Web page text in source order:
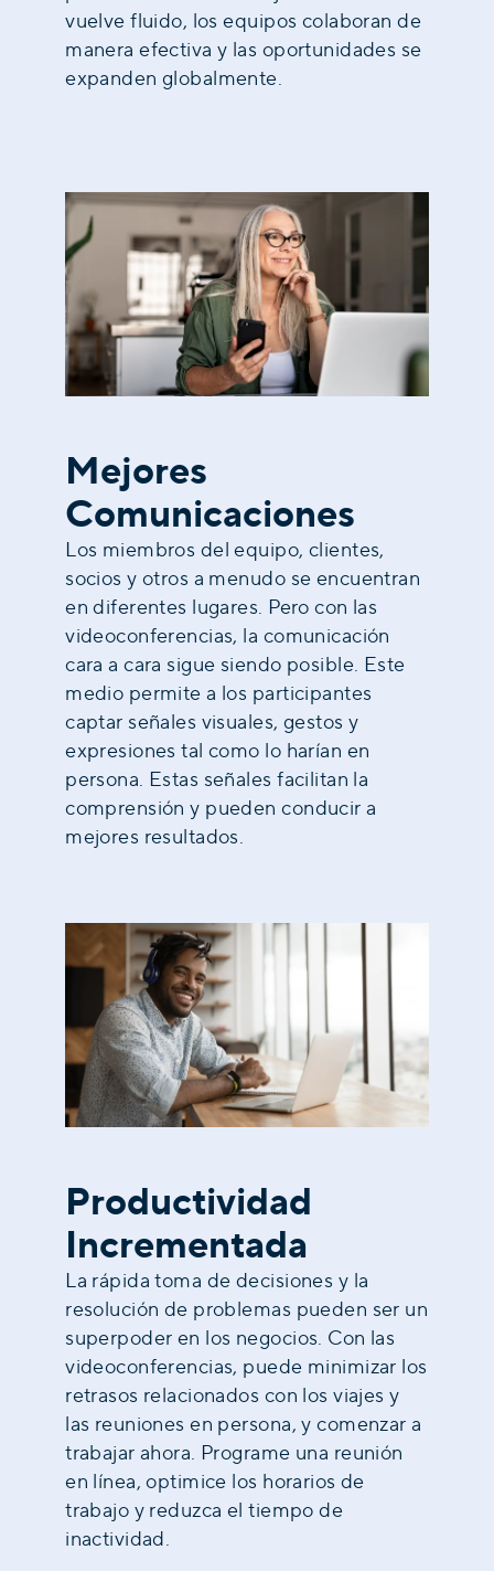
vuelve fluido, los equipos colaboran de
manera efectiva y las oportunidades se
expanden globalmente.
Mejores
Comunicaciones
Los miembros del equipo, clientes,
socios y otros a menudo se encuentran
en diferentes lugares. Pero con las
videoconferencias, la comunicación
cara a cara sigue siendo posible. Este
medio permite a los participantes
captar señales visuales, gestos y
expresiones tal como lo harían en
persona. Estas señales facilitan la
comprensión y pueden conducir a
mejores resultados.
Productividad
Incrementada
La rápida toma de decisiones y la
resolución de problemas pueden ser un
superpoder en los negocios. Con las
videoconferencias, puede minimizar los
retrasos relacionados con los viajes y
las reuniones en persona, y comenzar a
trabajar ahora. Programe una reunión
en línea, optimice los horarios de
trabajo y reduzca el tiempo de
inactividad.